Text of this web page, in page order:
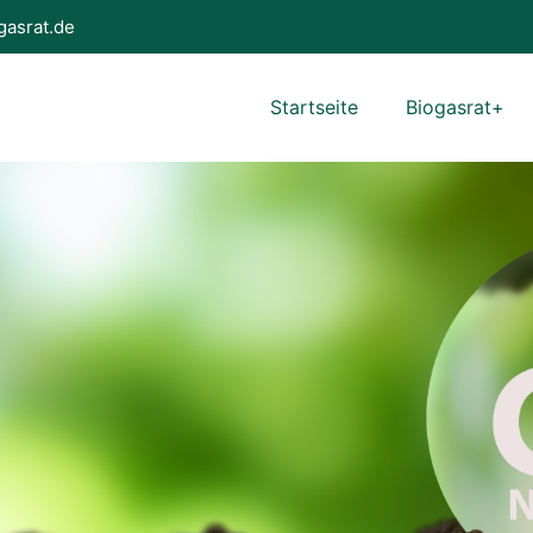
Startseite Biogasrat+